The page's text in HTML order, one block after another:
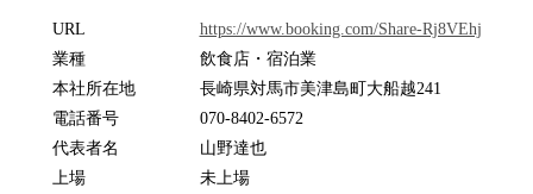
URL
https://www.booking.com/Share-Rj8VEhj
業種
飲食店・宿泊業
本社所在地
長崎県対馬市美津島町大船越241
電話番号
070-8402-6572
代表者名
山野達也
上場
未上場